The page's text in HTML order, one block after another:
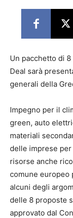
Un pacchetto di
Deal sarà
generali della
Impegno per il
green, auto
materiali
delle imprese
risorse anche
comune europeo
alcuni degli
delle 8 proposte
approvato dal